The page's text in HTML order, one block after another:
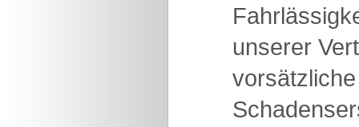
unserer